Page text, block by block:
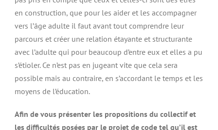
en construction, que pour les aider et les accompagner
vers l’âge adulte il faut avant tout comprendre leur
parcours et créer une relation étayante et structurante
avec l’adulte qui pour beaucoup d’entre eux et elles a pu
s’étioler. Ce n’est pas en jugeant vite que cela sera
possible mais au contraire, en s’accordant le temps et les
moyens de l’éducation.
Afin de vous présenter les propositions du collectif et
les difficultés posées par le projet de code tel qu’il est